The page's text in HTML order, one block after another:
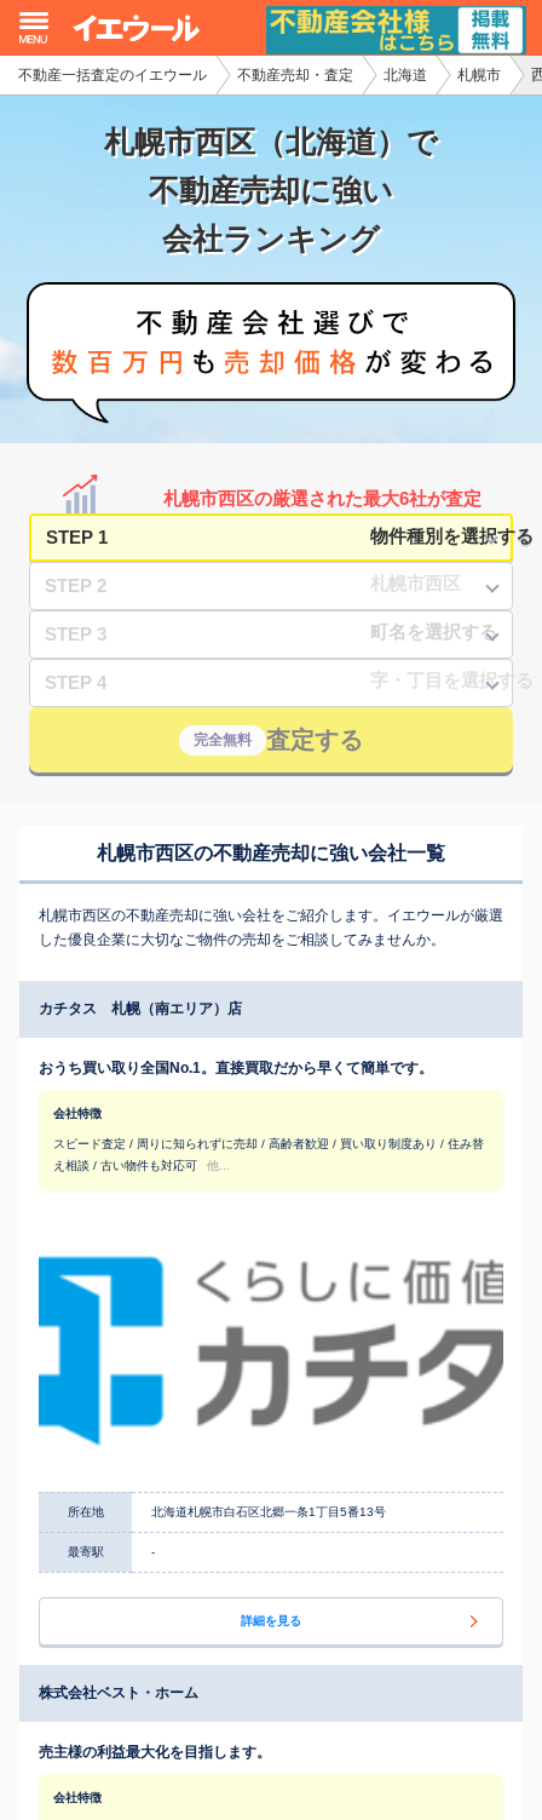
不動産一括査定のイエウール 不動産売却・査定 北海道 札幌市
札幌市西区（北海道）で
不動産売却に強い
会社ランキング
札幌市西区の厳選された最大6社が査定
STEP 1
STEP 2
STEP 3
STEP 4
完全無料 査定する
札幌市西区の不動産売却に強い会社一覧
札幌市西区の不動産売却に強い会社をご紹介します。イエウールが厳選
した優良企業に大切なご物件の売却をご相談してみませんか。
カチタス 札幌（南エリア）店
おうち買い取り全国No.1。直接買取だから早くて簡単です。
会社特徴
スピード査定 / 周りに知られずに売却 / 高齢者歓迎 / 買い取り制度あり / 住み替
え相談 / 古い物件も対応可
他...
所在地 北海道札幌市白石区北郷一条1丁目5番13号
最寄駅 -
詳細を見る
株式会社ベスト・ホーム
売主様の利益最大化を目指します。
会社特徴
イエウール加盟希望の不動産会社様
初めての方へ
不動産売却の流れ
家査定シミュレーター
お問い合わせ